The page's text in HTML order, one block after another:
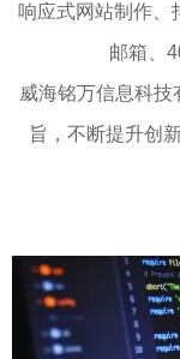
响应式网站制作、
邮箱、
威海铭万信息科
旨，不断提升创